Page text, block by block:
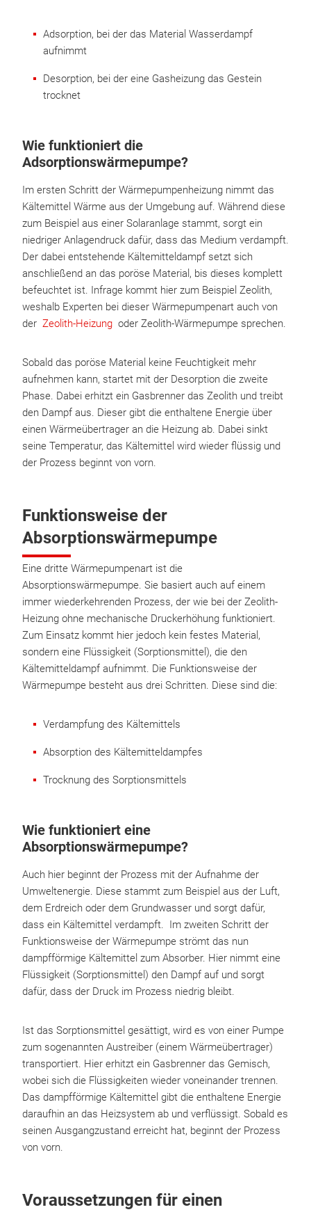
Adsorption, bei der das Material Wasserdampf
aufnimmt
Desorption, bei der eine Gasheizung das Gestein
trocknet
Wie funktioniert die
Adsorptionswärmepumpe?
Im ersten Schritt der Wärmepumpenheizung nimmt das
Kältemittel Wärme aus der Umgebung auf. Während diese
zum Beispiel aus einer Solaranlage stammt, sorgt ein
niedriger Anlagendruck dafür, dass das Medium verdampft.
Der dabei entstehende Kältemitteldampf setzt sich
anschließend an das poröse Material, bis dieses komplett
befeuchtet ist. Infrage kommt hier zum Beispiel Zeolith,
weshalb Experten bei dieser Wärmepumpenart auch von
der Zeolith-Heizung oder Zeolith-Wärmepumpe sprechen.
Sobald das poröse Material keine Feuchtigkeit mehr
aufnehmen kann, startet mit der Desorption die zweite
Phase. Dabei erhitzt ein Gasbrenner das Zeolith und treibt
den Dampf aus. Dieser gibt die enthaltene Energie über
einen Wärmeübertrager an die Heizung ab. Dabei sinkt
seine Temperatur, das Kältemittel wird wieder flüssig und
der Prozess beginnt von vorn.
Funktionsweise der
Absorptionswärmepumpe
Eine dritte Wärmepumpenart ist die
Absorptionswärmepumpe. Sie basiert auch auf einem
immer wiederkehrenden Prozess, der wie bei der Zeolith-
Heizung ohne mechanische Druckerhöhung funktioniert.
Zum Einsatz kommt hier jedoch kein festes Material,
sondern eine Flüssigkeit (Sorptionsmittel), die den
Kältemitteldampf aufnimmt. Die Funktionsweise der
Wärmepumpe besteht aus drei Schritten. Diese sind die:
Verdampfung des Kältemittels
Absorption des Kältemitteldampfes
Trocknung des Sorptionsmittels
Wie funktioniert eine
Absorptionswärmepumpe?
Auch hier beginnt der Prozess mit der Aufnahme der
Umweltenergie. Diese stammt zum Beispiel aus der Luft,
dem Erdreich oder dem Grundwasser und sorgt dafür,
dass ein Kältemittel verdampft. Im zweiten Schritt der
Funktionsweise der Wärmepumpe strömt das nun
dampfförmige Kältemittel zum Absorber. Hier nimmt eine
Flüssigkeit (Sorptionsmittel) den Dampf auf und sorgt
dafür, dass der Druck im Prozess niedrig bleibt.
Ist das Sorptionsmittel gesättigt, wird es von einer Pumpe
zum sogenannten Austreiber (einem Wärmeübertrager)
transportiert. Hier erhitzt ein Gasbrenner das Gemisch,
wobei sich die Flüssigkeiten wieder voneinander trennen.
Das dampfförmige Kältemittel gibt die enthaltene Energie
daraufhin an das Heizsystem ab und verflüssigt. Sobald es
seinen Ausgangzustand erreicht hat, beginnt der Prozess
von vorn.
Voraussetzungen für einen